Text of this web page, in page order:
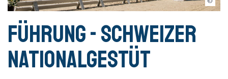
Führung - Schweizer
Nationalgestüt